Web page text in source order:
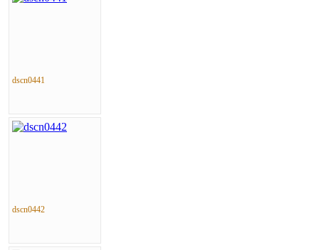
dscn0441
dscn0442